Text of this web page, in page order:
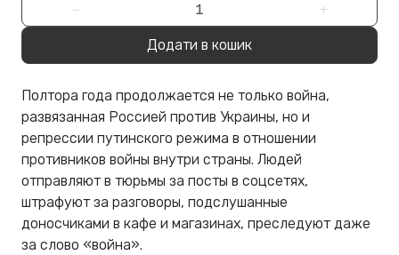
− +
Додати в кошик
Полтора года продолжается не только война,
развязанная Россией против Украины, но и
репрессии путинского режима в отношении
противников войны внутри страны. Людей
отправляют в тюрьмы за посты в соцсетях,
штрафуют за разговоры, подслушанные
доносчиками в кафе и магазинах, преследуют даже
за слово «война».